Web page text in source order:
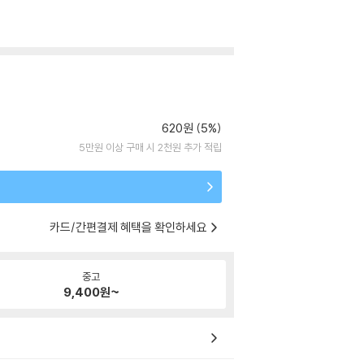
620원 (5%)
5만원 이상 구매 시 2천원 추가 적립
카드/간편결제 혜택을 확인하세요
중고
9,400원~